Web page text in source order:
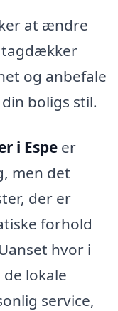
at ændre
og anbefale
boligs stil.
i Espe er
men det
der er
forhold
hvor i
lokale
service,